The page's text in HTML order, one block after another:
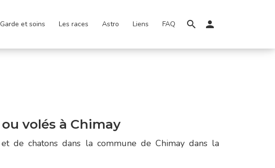
Garde et soins Les races Astro Liens FAQ
volés à Chimay
de chatons dans la commune de Chimay dans la